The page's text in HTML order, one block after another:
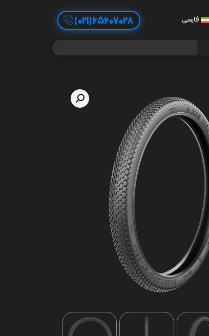
فارسی 65607028(021)